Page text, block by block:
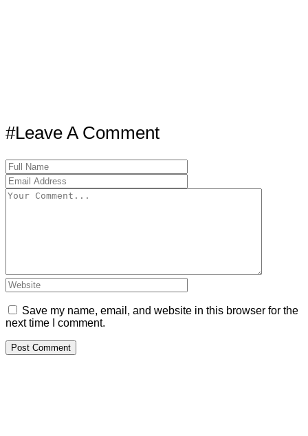
#Leave A Comment
Save my name, email, and website in this browser for the
next time I comment.